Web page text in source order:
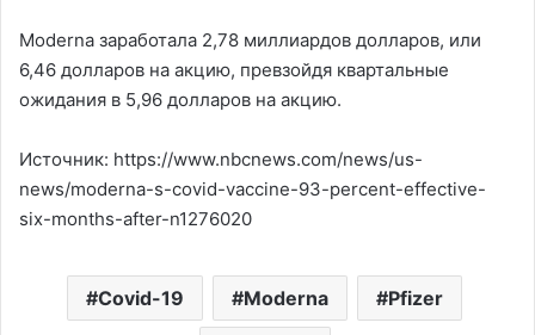
Moderna заработала 2,78 миллиардов долларов, или
6,46 долларов на акцию, превзойдя квартальные
ожидания в 5,96 долларов на акцию.
Источник: https://www.nbcnews.com/news/us-
news/moderna-s-covid-vaccine-93-percent-effective-
six-months-after-n1276020
Covid-19 Moderna Pfizer